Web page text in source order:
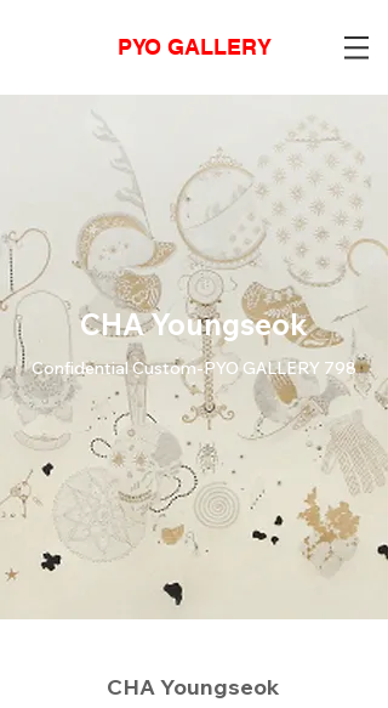
PYO GALLERY
CHA Youngseok
Confidential Custom-PYO GALLERY 798
CHA Youngseok